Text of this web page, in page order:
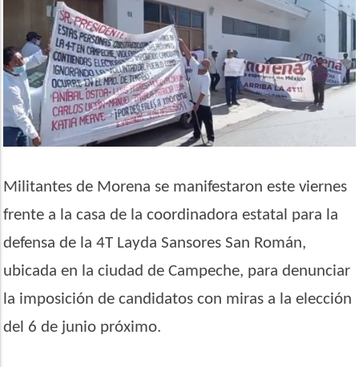
Militantes de Morena se manifestaron este viernes
frente a la casa de la coordinadora estatal para la
defensa de la 4T Layda Sansores San Román,
ubicada en la ciudad de Campeche, para denunciar
la imposición de candidatos con miras a la elección
del 6 de junio próximo.